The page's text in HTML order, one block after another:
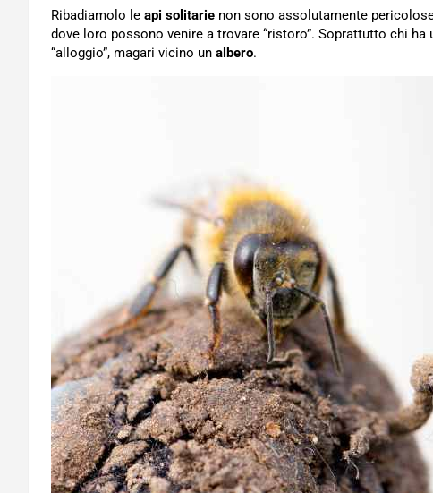
Ribadiamolo le api solitarie non sono assolutamente
dove loro possono venire a trovare “ristoro”. Soprattutto chi ha
“alloggio”, magari vicino un albero.